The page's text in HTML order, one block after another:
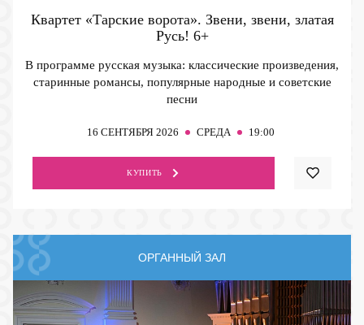
Квартет «Тарские ворота». Звени, звени, златая
Русь! 6+
В программе русская музыка: классические произведения,
старинные романсы, популярные народные и советские
песни
16 СЕНТЯБРЯ 2026 СРЕДА 19:00
КУПИТЬ
ОРГАННЫЙ ЗАЛ